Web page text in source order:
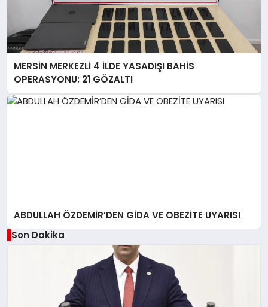
MERSİN MERKEZLİ 4 İLDE YASADIŞI BAHİS
OPERASYONU: 21 GÖZALTI
ABDULLAH ÖZDEMİR’DEN GİDA VE OBEZİTE UYARISI
Son Dakika